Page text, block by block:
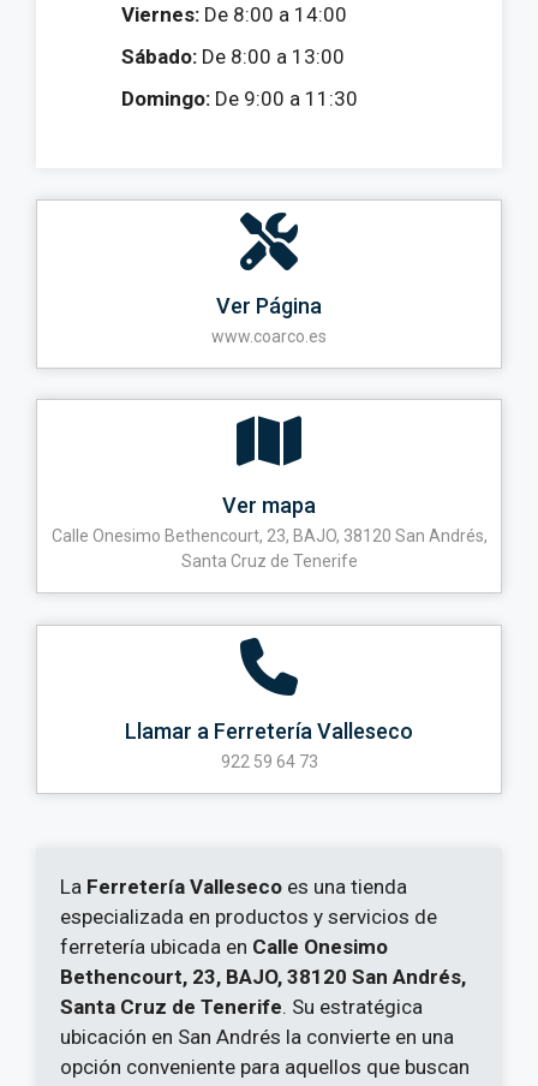
Viernes: De 8:00 a 14:00
Sábado: De 8:00 a 13:00
Domingo: De 9:00 a 11:30
Ver Página
www.coarco.es
Ver mapa
Calle Onesimo Bethencourt, 23, BAJO, 38120 San Andrés,
Santa Cruz de Tenerife
Llamar a Ferretería Valleseco
922 59 64 73
La Ferretería Valleseco es una tienda
especializada en productos y servicios de
ferretería ubicada en Calle Onesimo
Bethencourt, 23, BAJO, 38120 San Andrés,
Santa Cruz de Tenerife. Su estratégica
ubicación en San Andrés la convierte en una
opción conveniente para aquellos que buscan